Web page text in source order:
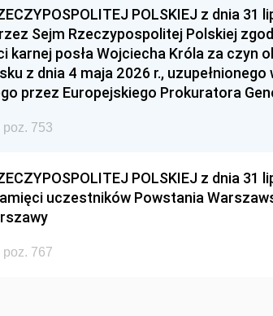
POLSKIEJ z dnia 31
Sejm Rzeczypospolitej Polskiej
karnej posła Wojciecha Króla za czyn
z dnia 4 maja 2026 r., uzupełnionego
przez Europejskiego Prokuratora
poz. 753
POLSKIEJ z dnia 31
uczestników Powstania
767